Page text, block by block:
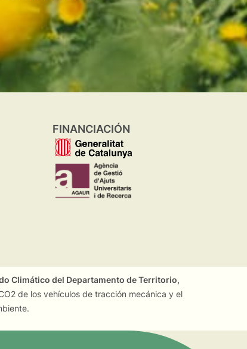
FINANCIACIÓN
Climático del Departamento de Territorio,
de los vehículos de tracción mecánica y el